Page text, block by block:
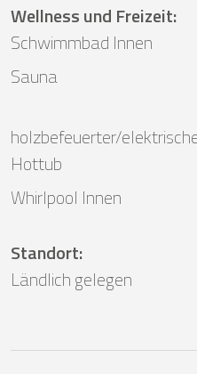
Wellness und Freizeit:
Schwimmbad Innen
Sauna
holzbefeuerter/
Hottub
Whirlpool Innen
Standort:
Ländlich gelegen